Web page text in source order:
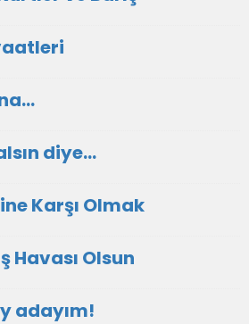
diye...
Karşı Olmak
Havası Olsun
adayım!